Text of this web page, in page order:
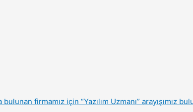
firmamız için “Yazılım Uzmanı” arayışımız